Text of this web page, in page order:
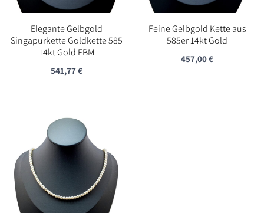
Elegante Gelbgold
Singapurkette Goldkette 585
14kt Gold FBM
541,77€
Feine Gelbgold Kette aus
585er 14kt Gold
457,00€